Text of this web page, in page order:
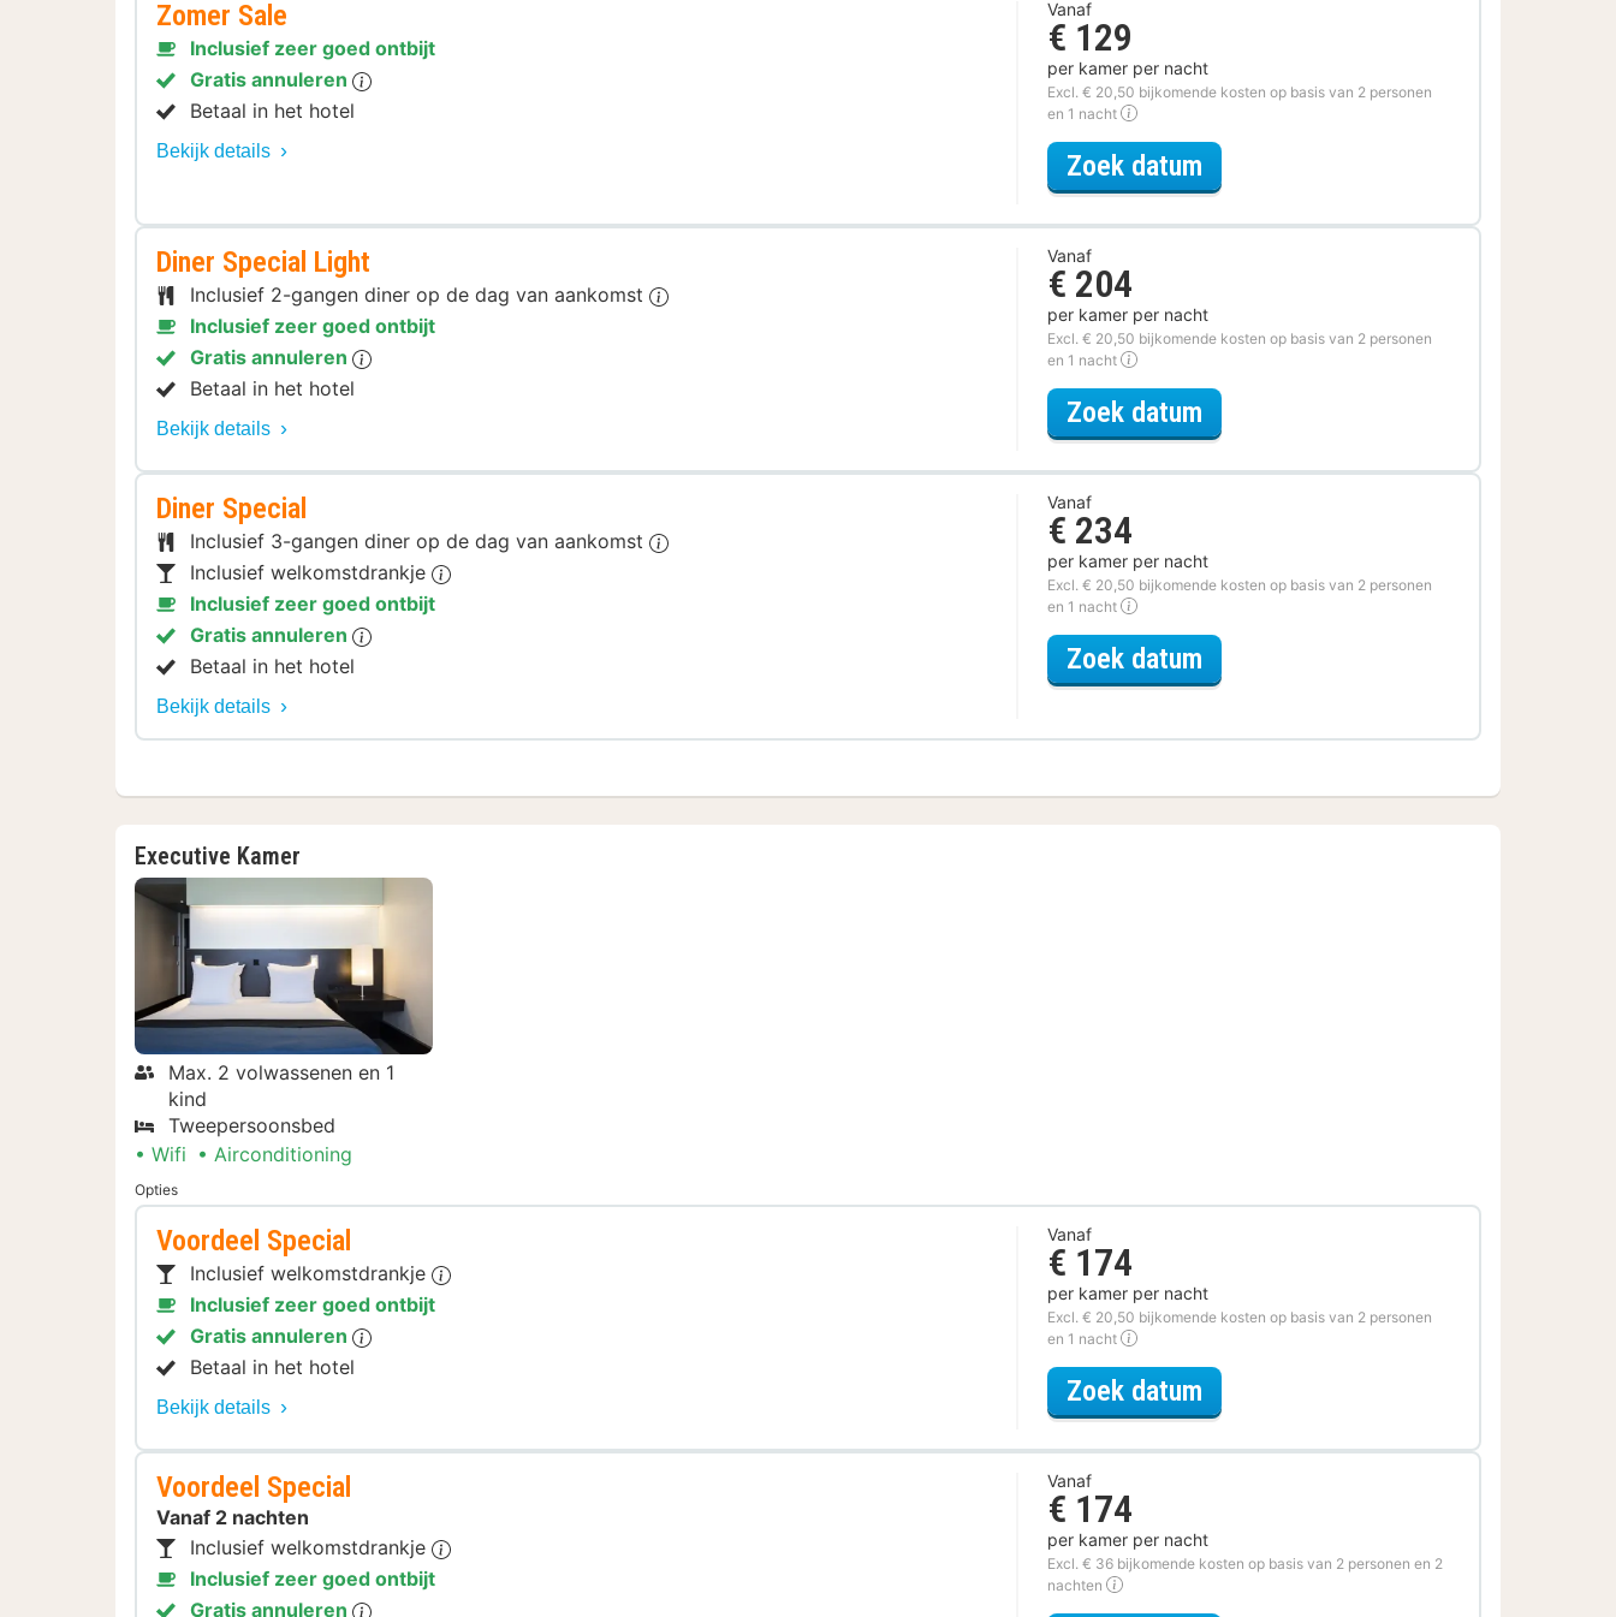
Zomer Sale
Inclusief zeer goed ontbijt
Gratis annuleren
Betaal in het hotel
Bekijk details
Vanaf
€ 129
per kamer per nacht
Excl. € 20,50 bijkomende kosten op basis van 2 personen
en 1 nacht
Zoek datum
Diner Special Light
Inclusief 2-gangen diner op de dag van aankomst
Inclusief zeer goed ontbijt
Gratis annuleren
Betaal in het hotel
Bekijk details
Vanaf
€ 204
per kamer per nacht
Excl. € 20,50 bijkomende kosten op basis van 2 personen
en 1 nacht
Zoek datum
Diner Special
Inclusief 3-gangen diner op de dag van aankomst
Inclusief welkomstdrankje
Inclusief zeer goed ontbijt
Gratis annuleren
Betaal in het hotel
Bekijk details
Vanaf
€ 234
per kamer per nacht
Excl. € 20,50 bijkomende kosten op basis van 2 personen
en 1 nacht
Zoek datum
Executive Kamer
Max. 2 volwassenen en 1
kind
Tweepersoonsbed
Wifi
Airconditioning
Opties
Voordeel Special
Inclusief welkomstdrankje
Inclusief zeer goed ontbijt
Gratis annuleren
Betaal in het hotel
Bekijk details
Vanaf
€ 174
per kamer per nacht
Excl. € 20,50 bijkomende kosten op basis van 2 personen
en 1 nacht
Zoek datum
Voordeel Special
Vanaf 2 nachten
Inclusief welkomstdrankje
Inclusief zeer goed ontbijt
Gratis annuleren
Vanaf
€ 174
per kamer per nacht
Excl. € 36 bijkomende kosten op basis van 2 personen en 2
nachten